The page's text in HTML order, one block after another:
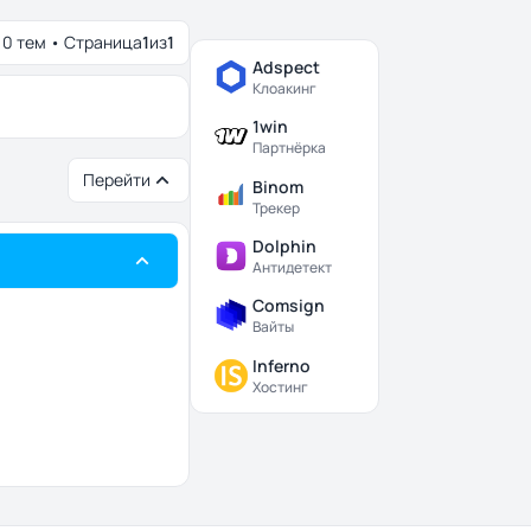
0 тем • Страница1из1
Перейти
Adspect
Клоакинг
1win
Партнёрка
Binom
Трекер
Dolphin
Антидетект
Comsign
Вайты
Inferno
Хостинг